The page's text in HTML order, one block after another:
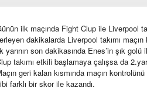
ilk maçında Fight Clup ile Liverpool
dakikalarda Liverpool takımı
yarının son dakikasında Enes’in şık
takımı etkili başlamaya çalışsa da
geri kalan kısmında maçın
farklı bir skor ile kazandı.